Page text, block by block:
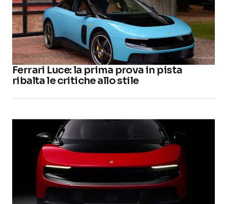
Ferrari Luce: la prima prova in pista
ribalta le critiche allo stile